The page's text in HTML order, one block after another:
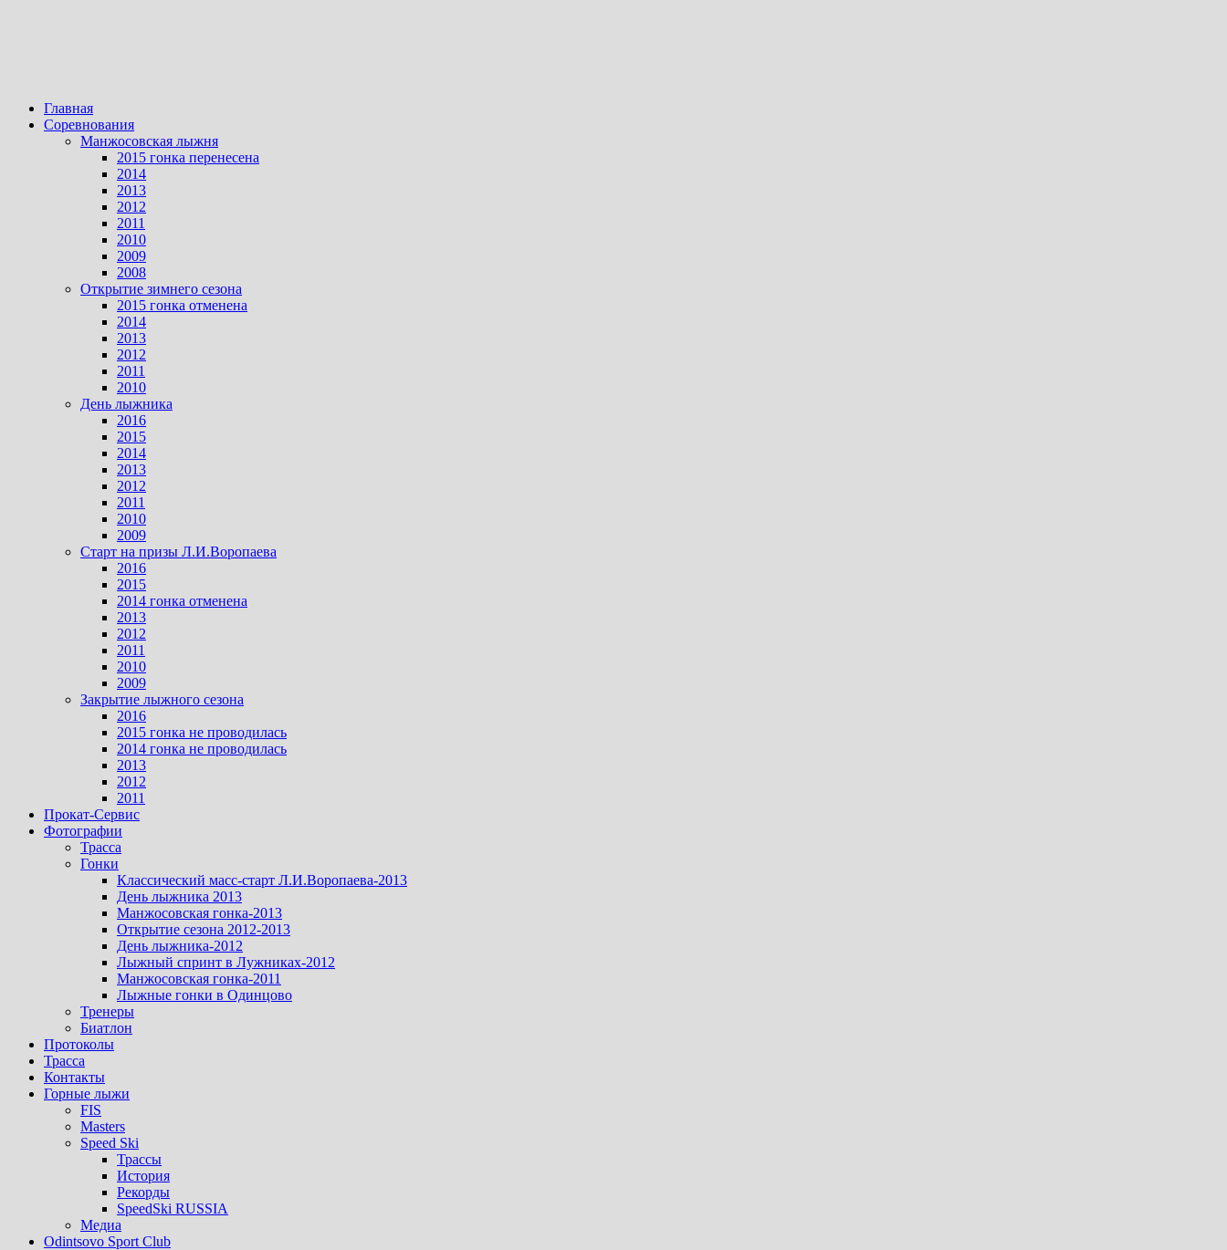
Главная
Соревнования
Манжосовская лыжня
2015 гонка перенесена
2014
2013
2012
2011
2010
2009
2008
Открытие зимнего сезона
2015 гонка отменена
2014
2013
2012
2011
2010
День лыжника
2016
2015
2014
2013
2012
2011
2010
2009
Старт на призы Л.И.Воропаева
2016
2015
2014 гонка отменена
2013
2012
2011
2010
2009
Закрытие лыжного сезона
2016
2015 гонка не проводилась
2014 гонка не проводилась
2013
2012
2011
Прокат-Сервис
Фотографии
Трасса
Гонки
Классический масс-старт Л.И.Воропаева-2013
День лыжника 2013
Манжосовская гонка-2013
Открытие сезона 2012-2013
День лыжника-2012
Лыжный спринт в Лужниках-2012
Манжосовская гонка-2011
Лыжные гонки в Одинцово
Тренеры
Биатлон
Протоколы
Трасса
Контакты
Горные лыжи
FIS
Masters
Speed Ski
Трассы
История
Рекорды
SpeedSki RUSSIA
Медиа
Odintsovo Sport Club